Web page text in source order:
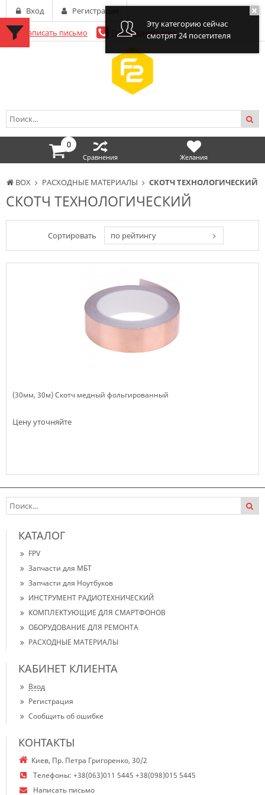
BOX РАСХОДНЫЕ МАТЕРИАЛЫ СКОТЧ ТЕХНОЛОГИЧЕСКИЙ
СКОТЧ ТЕХНОЛОГИЧЕСКИЙ
Сортировать по рейтингу
(30мм, 30м) Скотч медный фольгированный
Цену уточняйте
Написать письмо Перезвоните мне
Вход Регистрация
0
Сравнения Желания
Эту категорию сейчас
смотрят 24 посетителя
КАТАЛОГ
FPV
Запчасти для МБТ
Запчасти для Ноутбуков
ИНСТРУМЕНТ РАДИОТЕХНИЧЕСКИЙ
КОМПЛЕКТУЮЩИЕ ДЛЯ СМАРТФОНОВ
ОБОРУДОВАНИЕ ДЛЯ РЕМОНТА
РАСХОДНЫЕ МАТЕРИАЛЫ
КАБИНЕТ КЛИЕНТА
Вход
Регистрация
Сообщить об ошибке
КОНТАКТЫ
Киев, Пр. Петра Григоренко, 30/2
Телефоны: +38(063)011 5445 +38(098)015 5445
Написать письмо